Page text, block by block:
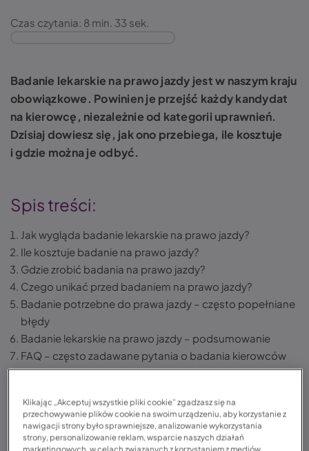
Czas czytania: 8 min. 33 sek.
Badanie lekarskie na prawo jazdy jest w naszym kraju
obowiązkowe. Powinien je przejść każdy kandydat
na kierowcę, niezależnie od kategorii uprawnień.
Dzisiaj dowiesz się, jak ono przebiega, ile kosztuje
i gdzie można je odbyć.
Spis treści:
Jak wygląda badanie lekarskie na prawo jazdy?
Ile kosztuje badanie na prawo jazdy?
Gdzie zrobić badania na prawo jazdy?
Czego unikać przed badaniem na prawo jazdy?
Badanie potrzebne do prawa jazdy – często popełniane
błędy
Badanie lekarskie na prawo jazdy – podsumowanie
FAQ – często zadawane pytania o badania kierowców
na prawo jazdy
Badanie lekarskie na prawo jazdy – co warto wiedzieć?
Klikając „Akceptuj wszystkie pliki cookie” zgadzasz się na
przechowywanie plików cookie na swoim urządzeniu, aby korzystanie z
nawigacji strony było sprawniejsze, analizowanie wykorzystania
strony, personalizowanie reklam, wsparcie naszych działań